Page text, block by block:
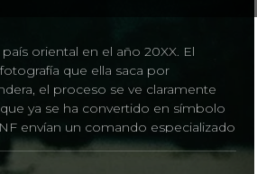
oriental en el año 20XX. El
que ella saca por
el proceso se ve claramente
ya se ha convertido en símbolo
envían un comando especializado
que era una misión fácil.